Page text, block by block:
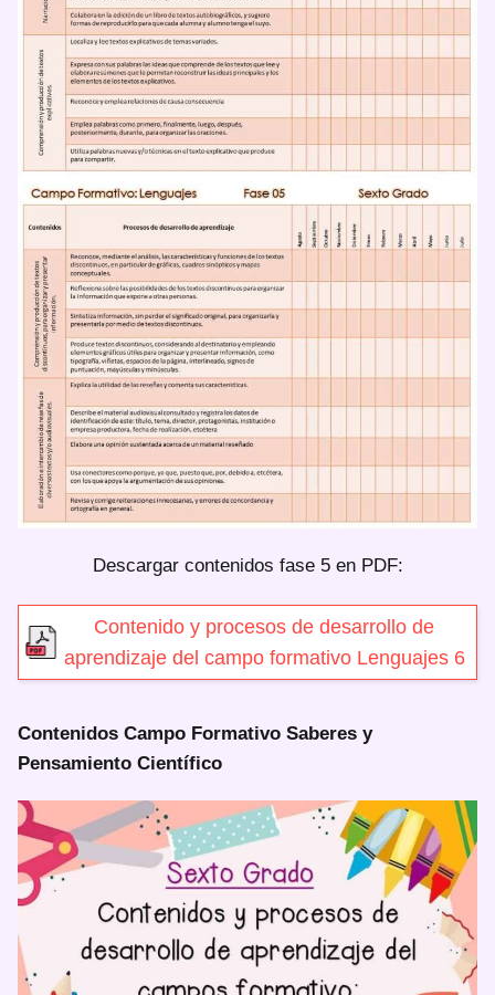
Descargar contenidos fase 5 en PDF:
Contenido y procesos de desarrollo de
aprendizaje del campo formativo Lenguajes 6
Contenidos Campo Formativo Saberes y
Pensamiento Científico